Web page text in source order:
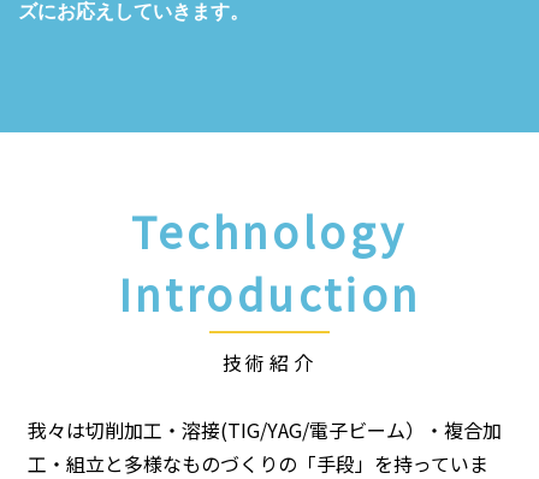
ズにお応えしていきます。
Technology
Introduction
技術紹介
我々は切削加工・溶接(TIG/YAG/電子ビーム）・複合加
工・組立と多様なものづくりの「手段」を持っていま